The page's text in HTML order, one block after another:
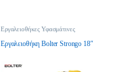
Εργαλειοθήκες Υφασμάτινες
Εργαλειοθήκη Bolter Strongo 18″